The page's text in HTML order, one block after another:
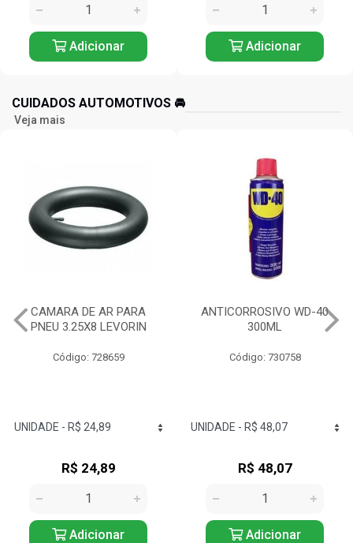
Adicionar Adicionar
CUIDADOS AUTOMOTIVOS 🚘️
Veja mais
ANTICORROSIVO WD-40
300ML
Código: 730758
R$ 48,07
Adicionar
OLEO MULTIUSO WHITE
LUB 100ML ORBI
Código: 729382
R$ 7,65
Adicionar